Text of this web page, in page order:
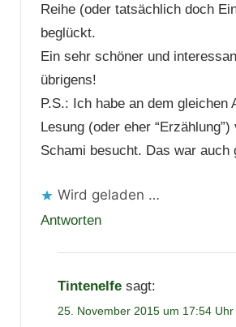
Reihe (oder tatsächlich doch
beglückt.
Ein sehr schöner und
übrigens!
P.S.: Ich habe an dem gleichen
Lesung (oder eher
Schami besucht. Das war auch
Wird geladen …
Antworten
Tintenelfe sagt:
25. November 2015 um 17:54 Uhr